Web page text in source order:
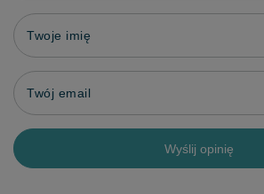
Twoje imię
Twój email
Wyślij opinię